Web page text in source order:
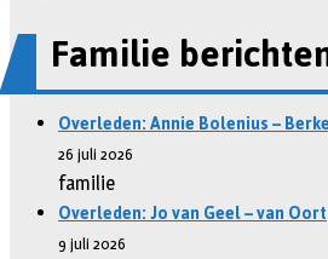
Familie
Overleden: Annie Bolenius –
26 juli 2026
familie
Overleden: Jo van Geel – van Oort
9 juli 2026